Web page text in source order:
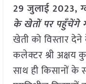
29 जुलाई 2023,
के खेतों पर पहुँचेंगे
खेती को विस्तार
कलेक्टर श्री अक्षय
साथ ही किसानों